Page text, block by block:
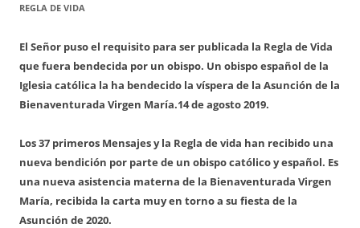
REGLA DE VIDA
El Señor puso el requisito para ser publicada la Regla de Vida
que fuera bendecida por un obispo. Un obispo español de la
Iglesia católica la ha bendecido la víspera de la Asunción de la
Bienaventurada Virgen María.14 de agosto 2019.
Los 37 primeros Mensajes y la Regla de vida han recibido una
nueva bendición por parte de un obispo católico y español. Es
una nueva asistencia materna de la Bienaventurada Virgen
María, recibida la carta muy en torno a su fiesta de la
Asunción de 2020.